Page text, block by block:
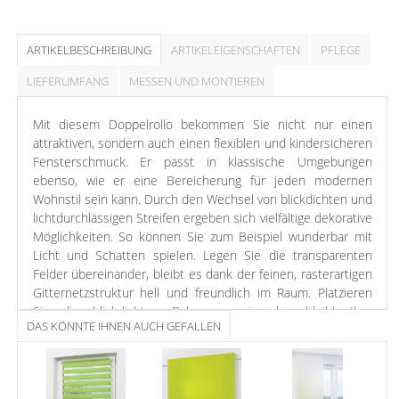
ARTIKELBESCHREIBUNG ARTIKELEIGENSCHAFTEN
PFLEGE
LIEFERUMFANG
MESSEN UND MONTIEREN
Mit diesem Doppelrollo bekommen Sie nicht nur einen
attraktiven, sondern auch einen flexiblen und kindersicheren
Fensterschmuck. Er passt in klassische Umgebungen
ebenso, wie er eine Bereicherung für jeden modernen
Wohnstil sein kann. Durch den Wechsel von blickdichten und
lichtdurchlässigen Streifen ergeben sich vielfältige dekorative
Möglichkeiten. So können Sie zum Beispiel wunderbar mit
Licht und Schatten spielen. Legen Sie die transparenten
Felder übereinander, bleibt es dank der feinen, rasterartigen
Gitternetzstruktur hell und freundlich im Raum. Platzieren
Sie die blickdichten Bahnen aneinander, bleibt Ihre
Privatsphäre vor neugierigen Blicken geschützt. Das Rollo
bedienen und damit den Lichteinfall regulieren können Sie
mit dem Seitenzug an der rechten Seite. Durch das
Trägerprofil ist eine Schraubmontage an der Wand oder
DAS KÖNNTE IHNEN AUCH GEFALLEN